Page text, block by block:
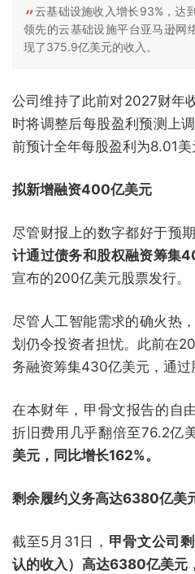
云基础设施收入增长93%，达
领先的云基础设施平台亚马逊网
现了375.9亿美元的收入。
公司维持了此前对2027财年
时将调整后每股盈利预测上
前预计全年每股盈利为8.01美
拟新增融资400亿美元
尽管财报上的数字都好于预
计通过债务和股权融资筹集
宣布的200亿美元股票发行。
尽管人工智能需求的确火热
划仍令投资者担忧。此前在
务融资筹集430亿美元，通过
在本财年，甲骨文报告的自
折旧费用几乎翻倍至76.2亿美
美元，同比增长162%。
剩余履约义务高达6380亿美
截至5月31日， 甲骨文公司
认的收入）高达6380亿美元